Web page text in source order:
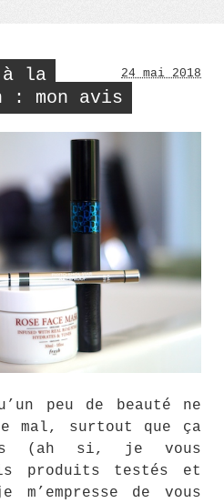
à la
: mon avis
24 mai 2018
peu de beauté ne
mal, surtout que ça
(ah si, je vous
produits testés et
m’empresse de vous